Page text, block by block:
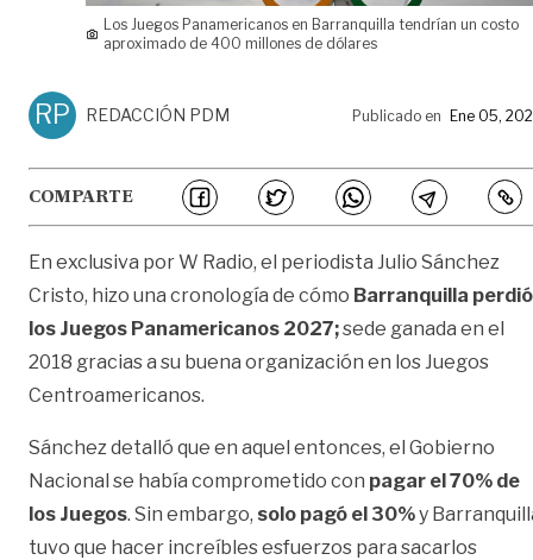
Los Juegos Panamericanos en Barranquilla tendrían un costo
aproximado de 400 millones de dólares
RP REDACCIÓN PDM Publicado en Ene 05,
COMPARTE
En exclusiva por W Radio, el periodista Julio Sánchez
Cristo, hizo una cronología de cómo Barranquilla perdió
los Juegos Panamericanos 2027;sede ganada en el
2018 gracias a su buena organización en los Juegos
Centroamericanos.
Sánchez detalló que en aquel entonces, el Gobierno
Nacional se había comprometido con pagar el 70% de
los Juegos. Sin embargo, solo pagó el 30%y
tuvo que hacer increíbles esfuerzos para sacarlos